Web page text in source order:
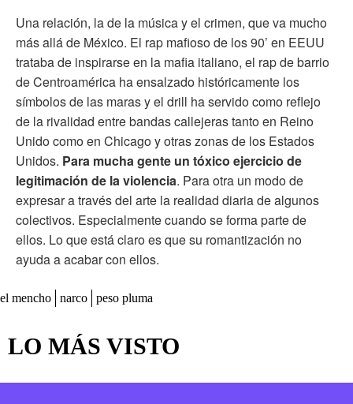
Una relación, la de la música y el crimen, que va mucho
más allá de México. El rap mafioso de los 90’ en EEUU
trataba de inspirarse en la mafia italiano, el rap de barrio
de Centroamérica ha ensalzado históricamente los
símbolos de las maras y el drill ha servido como reflejo
de la rivalidad entre bandas callejeras tanto en Reino
Unido como en Chicago y otras zonas de los Estados
Unidos. Para mucha gente un tóxico ejercicio de
legitimación de la violencia. Para otra un modo de
expresar a través del arte la realidad diaria de algunos
colectivos. Especialmente cuando se forma parte de
ellos. Lo que está claro es que su romantización no
ayuda a acabar con ellos.
el mencho narco peso pluma
LO MÁS VISTO